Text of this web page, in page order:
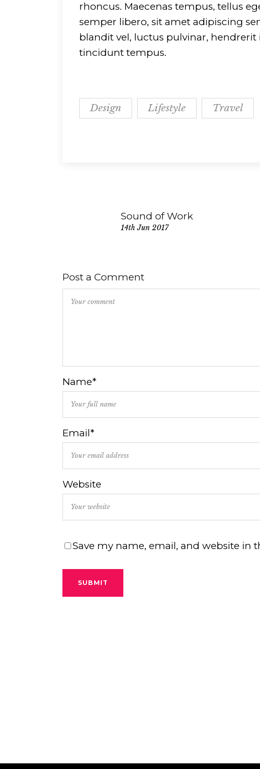
rhoncus. Maecenas tempus, tellus
semper libero, sit amet adipiscing
blandit vel, luctus pulvinar, hendrerit
tincidunt tempus.
Design Lifestyle Travel
Sound of Work
14th Jun 2017
Post a Comment
Name*
Email*
Website
Save my name, email, and website